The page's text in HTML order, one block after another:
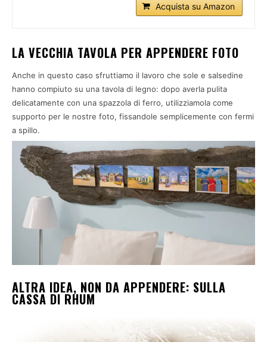
Acquista su Amazon
LA VECCHIA TAVOLA PER APPENDERE FOTO
Anche in questo caso sfruttiamo il lavoro che sole e salsedine
hanno compiuto su una tavola di legno: dopo averla pulita
delicatamente con una spazzola di ferro, utilizziamola come
supporto per le nostre foto, fissandole semplicemente con fermi
a spillo.
ALTRA IDEA, NON DA APPENDERE: SULLA
CASSA DI RHUM